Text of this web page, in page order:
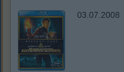
03.07.2008